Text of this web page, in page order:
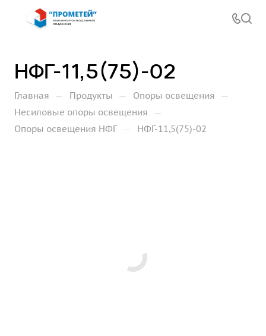
НФГ-11,5(75)-02
Главная — Продукты — Опоры освещения —
Несиловые опоры освещения —
Опоры освещения НФГ — НФГ-11,5(75)-02